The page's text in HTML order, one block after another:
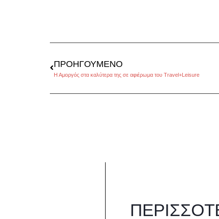
ΠΡΟΗΓΟΎΜΕΝΟ
Η Αμοργός στα καλύτερα της σε αφιέρωμα του Travel+Leisure